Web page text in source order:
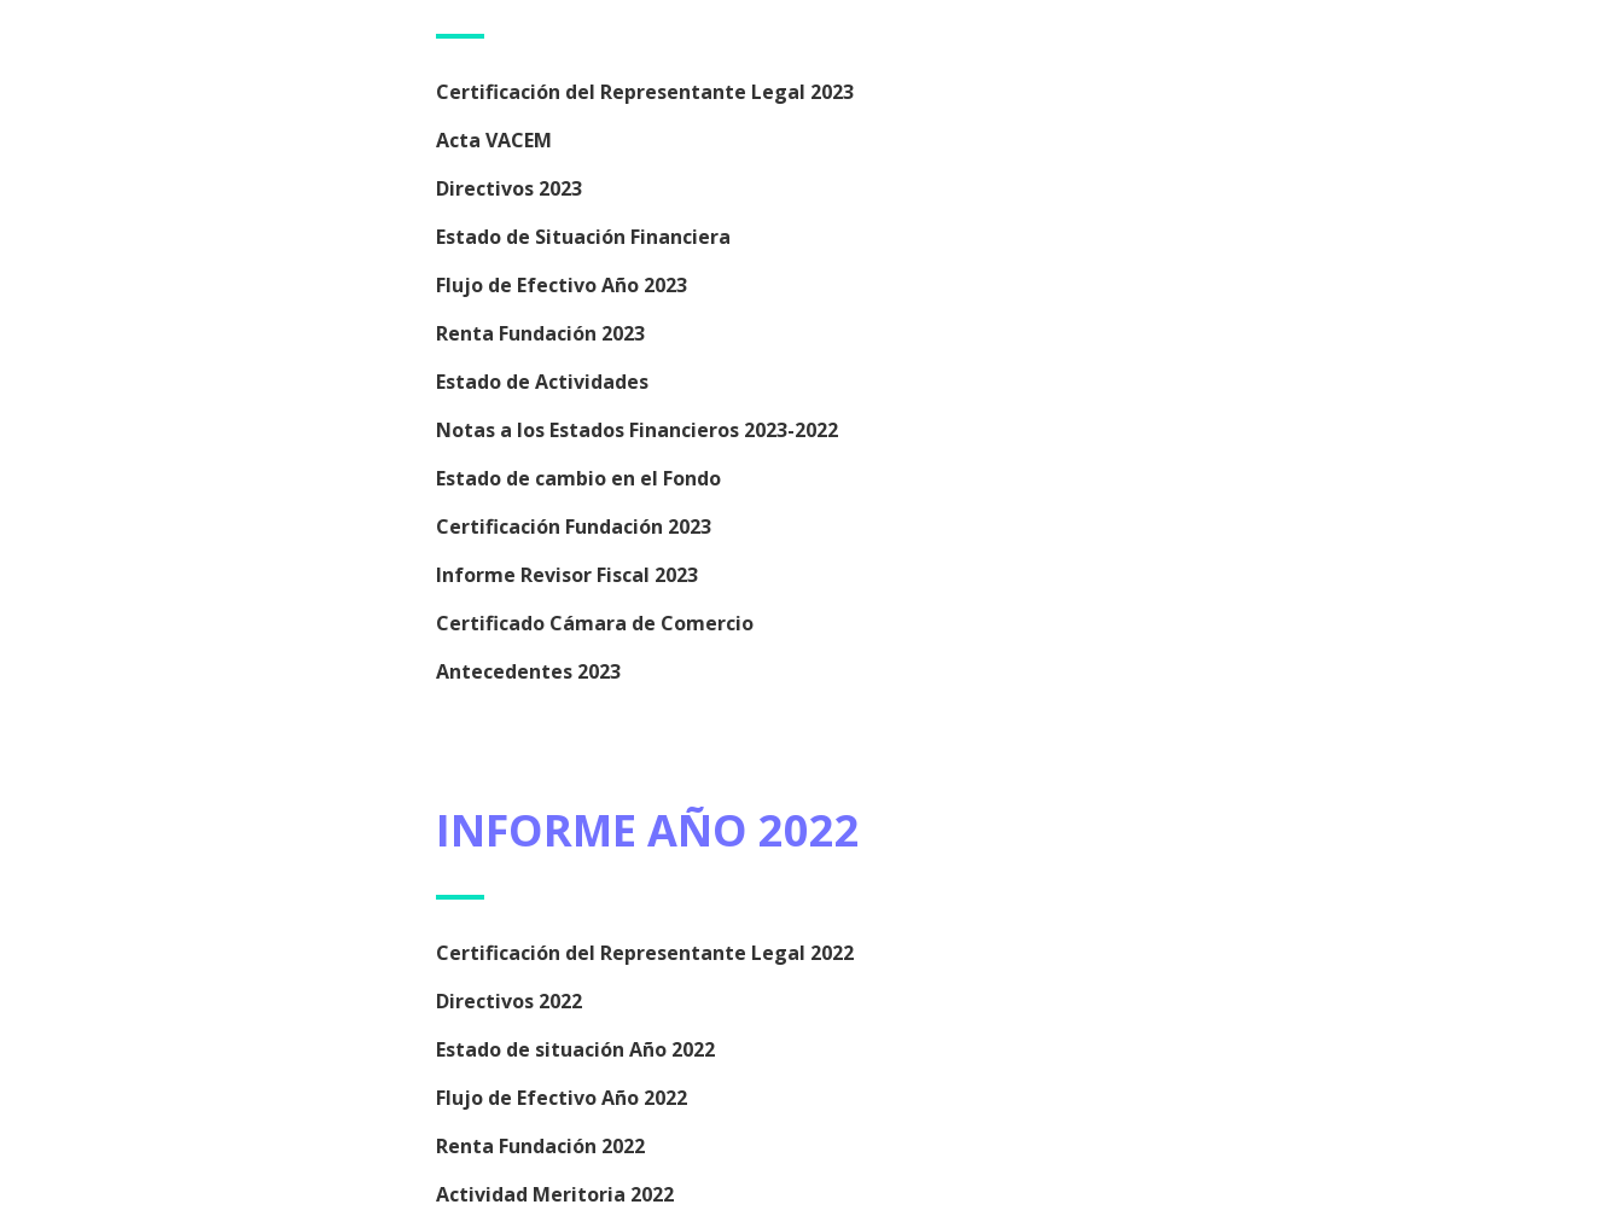
Certificación del Representante Legal 2023
Acta VACEM
Directivos 2023
Estado de Situación Financiera
Flujo de Efectivo Año 2023
Renta Fundación 2023
Estado de Actividades
Notas a los Estados Financieros 2023-2022
Estado de cambio en el Fondo
Certificación Fundación 2023
Informe Revisor Fiscal 2023
Certificado Cámara de Comercio
Antecedentes 2023
INFORME AÑO 2022
Certificación del Representante Legal 2022
Directivos 2022
Estado de situación Año 2022
Flujo de Efectivo Año 2022
Renta Fundación 2022
Actividad Meritoria 2022